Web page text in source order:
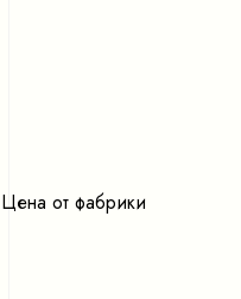
Цена от фабрики